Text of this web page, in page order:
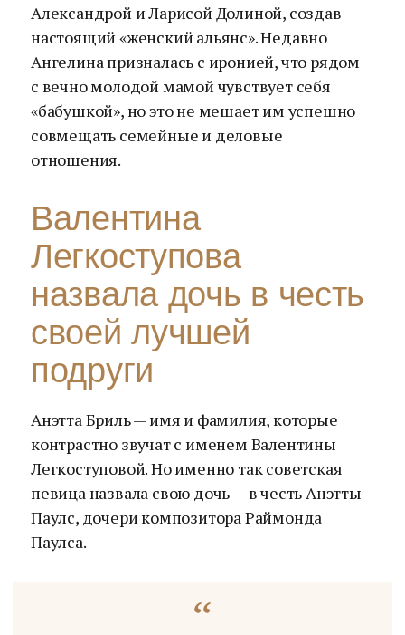
Александрой и Ларисой Долиной, создав
настоящий «женский альянс». Недавно
Ангелина призналась с иронией, что рядом
с вечно молодой мамой чувствует себя
«бабушкой», но это не мешает им успешно
совмещать семейные и деловые
отношения.
Валентина
Легкоступова
назвала дочь в честь
своей лучшей
подруги
Анэтта Бриль — имя и фамилия, которые
контрастно звучат с именем Валентины
Легкоступовой. Но именно так советская
певица назвала свою дочь — в честь Анэтты
Паулс, дочери композитора Раймонда
Паулса.